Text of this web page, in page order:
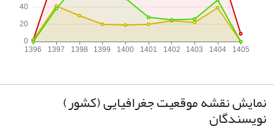
نمایش نقشه موقعیت جغرافیایی (کشور)
نویسندگان